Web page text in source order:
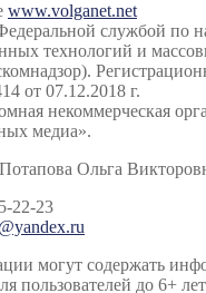
www.volganet.net
службой по
технологий и
от 07.12.2018 г.
некоммерческая
медиа».
Ольга
22-23
могут содержать
пользователей до 6+